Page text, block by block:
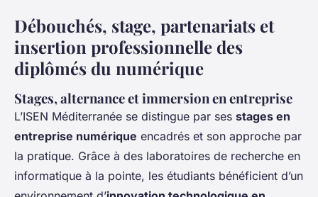
Débouchés, stage, partenariats et
insertion professionnelle des
diplômés du numérique
Stages, alternance et immersion en entreprise
L’ISEN Méditerranée se distingue par ses stages en
entreprise numérique encadrés et son approche par
la pratique. Grâce à des laboratoires de recherche en
informatique à la pointe, les étudiants bénéficient d’un